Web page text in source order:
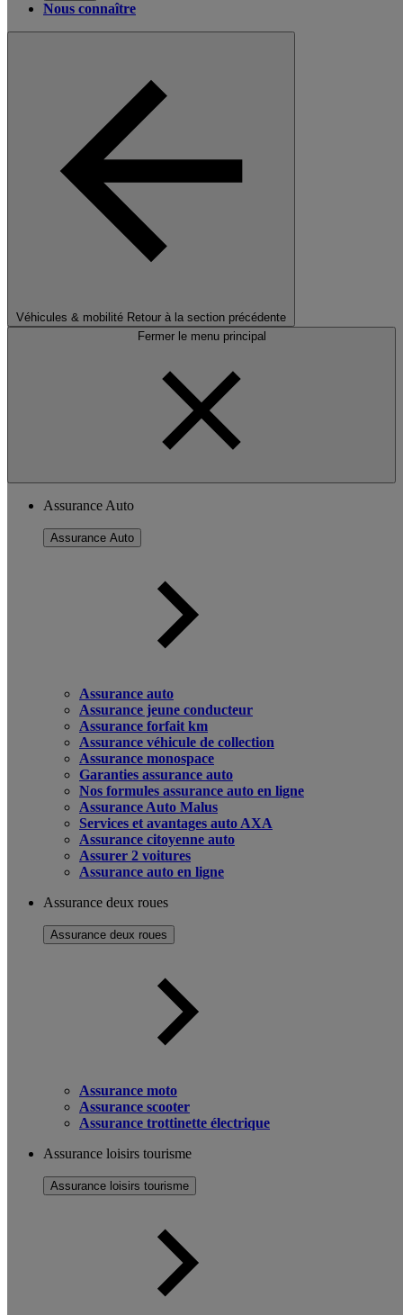
Nous connaître
Véhicules & mobilité Retour à la section précédente
Fermer le menu principal
Assurance Auto
Assurance Auto
Assurance auto
Assurance jeune conducteur
Assurance forfait km
Assurance véhicule de collection
Assurance monospace
Garanties assurance auto
Nos formules assurance auto en ligne
Assurance Auto Malus
Services et avantages auto AXA
Assurance citoyenne auto
Assurer 2 voitures
Assurance auto en ligne
Assurance deux roues
Assurance deux roues
Assurance moto
Assurance scooter
Assurance trottinette électrique
Assurance loisirs tourisme
Assurance loisirs tourisme